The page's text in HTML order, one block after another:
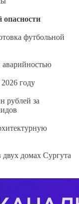
футбольной
году
рублей за
домах Сургута